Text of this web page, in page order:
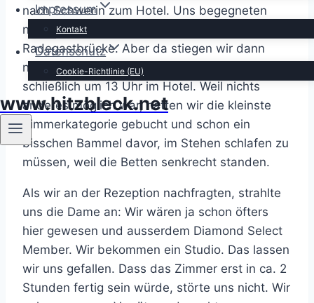
Impressum
Kontakt
Datenschutz
Cookie-Richtlinie (EU)
www.hitzbleck.net
nach Schwerin zum Hotel. Uns begegneten
noch einige braune Schilder wie zuvor: Z.B.
Radegastbrücke. Aber da stiegen wir dann
nicht aus (ging auch nicht). Wir waren dann
schließlich um 13 Uhr im Hotel. Weil nichts
anderes möglich war, hatten wir die kleinste
Zimmerkategorie gebucht und schon ein
bisschen Bammel davor, im Stehen schlafen zu
müssen, weil die Betten senkrecht standen.
Als wir an der Rezeption nachfragten, strahlte
uns die Dame an: Wir wären ja schon öfters
hier gewesen und ausserdem Diamond Select
Member. Wir bekommen ein Studio. Das lassen
wir uns gefallen. Dass das Zimmer erst in ca. 2
Stunden fertig sein würde, störte uns nicht. Wir